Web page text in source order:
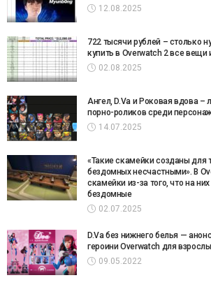
12.08.2025
722 тысячи рублей – столько
купить в Overwatch 2 все вещи
02.08.2025
Ангел, D.Va и Роковая вдова –
порно-роликов среди
14.07.2025
«Такие скамейки созданы для
бездомных несчастными». В
скамейки из-за того, что на
бездомные
02.07.2025
D.Va без нижнего белья —
героини Overwatch для
09.05.2022